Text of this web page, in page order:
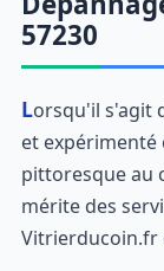
57230
Lorsqu'il s'agit
et expérimenté
pittoresque au
mérite des
Vitrierducoin.fr